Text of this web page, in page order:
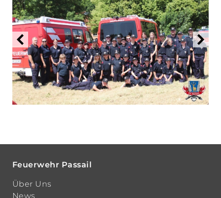
Feuerwehr Passail
Über Uns
News